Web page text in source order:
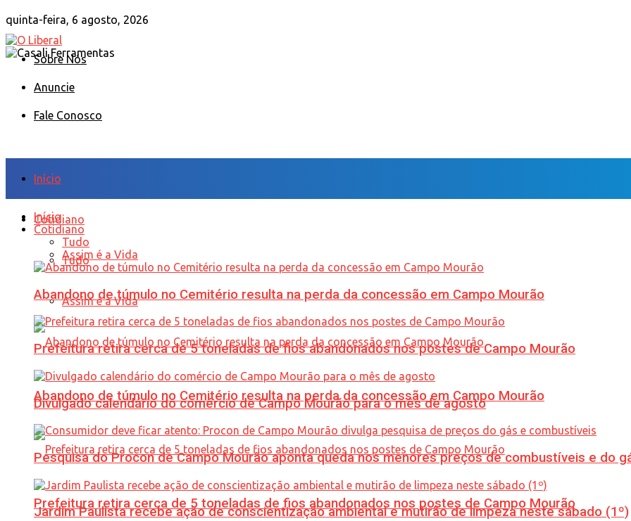
quinta-feira, 6 agosto, 2026
Sobre Nós
Anuncie
Fale Conosco
Início
Cotidiano
Tudo
Assim é a Vida
Abandono de túmulo no Cemitério resulta na perda da concessão em Campo Mourão
Prefeitura retira cerca de 5 toneladas de fios abandonados nos postes de Campo Mourão
Início
Cotidiano
Tudo
Assim é a Vida
Abandono de túmulo no Cemitério resulta na perda da concessão em Campo Mourão
Prefeitura retira cerca de 5 toneladas de fios abandonados nos postes de Campo Mourão
Divulgado calendário do comércio de Campo Mourão para o mês de agosto
Pesquisa do Procon de Campo Mourão aponta queda nos menores preços de combustíveis e do
Jardim Paulista recebe ação de conscientização ambiental e mutirão de limpeza neste sábado (1º)